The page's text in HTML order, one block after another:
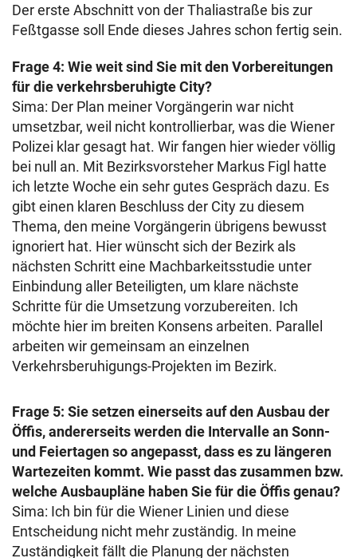
Der erste Abschnitt von der Thaliastraße bis zur
Feßtgasse soll Ende dieses Jahres schon fertig sein.
Frage 4: Wie weit sind Sie mit den Vorbereitungen
für die verkehrsberuhigte City?
Sima: Der Plan meiner Vorgängerin war nicht
umsetzbar, weil nicht kontrollierbar, was die Wiener
Polizei klar gesagt hat. Wir fangen hier wieder völlig
bei null an. Mit Bezirksvorsteher Markus Figl hatte
ich letzte Woche ein sehr gutes Gespräch dazu. Es
gibt einen klaren Beschluss der City zu diesem
Thema, den meine Vorgängerin übrigens bewusst
ignoriert hat. Hier wünscht sich der Bezirk als
nächsten Schritt eine Machbarkeitsstudie unter
Einbindung aller Beteiligten, um klare nächste
Schritte für die Umsetzung vorzubereiten. Ich
möchte hier im breiten Konsens arbeiten. Parallel
arbeiten wir gemeinsam an einzelnen
Verkehrsberuhigungs-Projekten im Bezirk.
Frage 5: Sie setzen einerseits auf den Ausbau der
Öffis, andererseits werden die Intervalle an Sonn-
und Feiertagen so angepasst, dass es zu längeren
Wartezeiten kommt. Wie passt das zusammen bzw.
welche Ausbaupläne haben Sie für die Öffis genau?
Sima: Ich bin für die Wiener Linien und diese
Entscheidung nicht mehr zuständig. In meine
Zuständigkeit fällt die Planung der nächsten